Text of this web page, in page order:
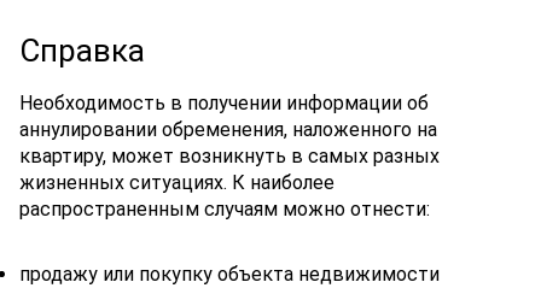
Справка
Необходимость в получении информации об
аннулировании обременения, наложенного на
квартиру, может возникнуть в самых разных
жизненных ситуациях. К наиболее
распространенным случаям можно отнести:
продажу или покупку объекта недвижимости